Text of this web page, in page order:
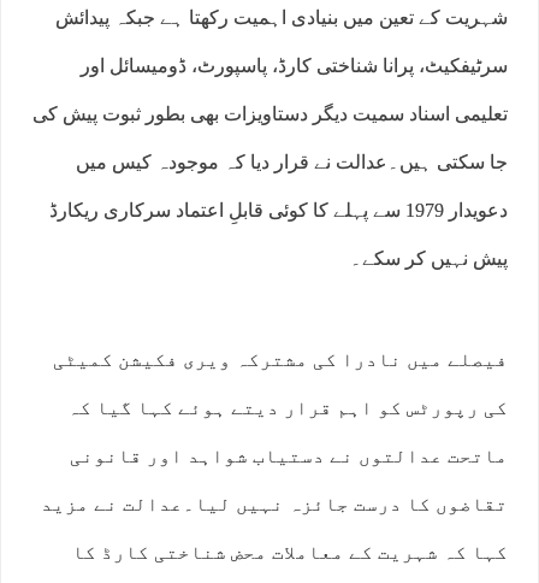
شہریت کے تعین میں بنیادی اہمیت رکھتا ہے جبکہ پیدائش
سرٹیفکیٹ، پرانا شناختی کارڈ، پاسپورٹ، ڈومیسائل اور
تعلیمی اسناد سمیت دیگر دستاویزات بھی بطور ثبوت پیش کی
جا سکتی ہیں۔عدالت نے قرار دیا کہ موجودہ کیس میں
دعویدار 1979 سے پہلے کا کوئی قابلِ اعتماد سرکاری ریکارڈ
پیش نہیں کر سکے۔
فیصلے میں نادرا کی مشترکہ ویری فکیشن کمیٹی
کی رپورٹس کو اہم قرار دیتے ہوئے کہا گیا کہ
ماتحت عدالتوں نے دستیاب شواہد اور قانونی
تقاضوں کا درست جائزہ نہیں لیا۔عدالت نے مزید
کہا کہ شہریت کے معاملات محض شناختی کارڈ کا